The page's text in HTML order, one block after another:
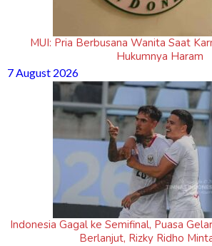
MUI: Pria Berbusana Wanita Saat
Hukumnya Haram
7 August 2026
Indonesia Gagal ke Semifinal, Puasa
Berlanjut, Rizky Ridho